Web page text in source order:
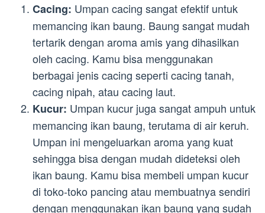
Cacing: Umpan cacing sangat efektif untuk
memancing ikan baung. Baung sangat mudah
tertarik dengan aroma amis yang dihasilkan
oleh cacing. Kamu bisa menggunakan
berbagai jenis cacing seperti cacing tanah,
cacing nipah, atau cacing laut.
Kucur: Umpan kucur juga sangat ampuh untuk
memancing ikan baung, terutama di air keruh.
Umpan ini mengeluarkan aroma yang kuat
sehingga bisa dengan mudah dideteksi oleh
ikan baung. Kamu bisa membeli umpan kucur
di toko-toko pancing atau membuatnya sendiri
dengan menggunakan ikan baung yang sudah